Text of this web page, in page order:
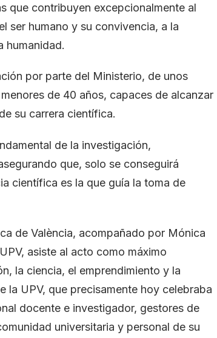
que contribuyen excepcionalmente al
ser humano y su convivencia, a la
humanidad.
por parte del Ministerio, de unos
de 40 años, capaces de alcanzar
su carrera científica.
de la investigación,
que, solo se conseguirá
científica es la que guía la toma de
de València, acompañado por Mónica
asiste al acto como máximo
la ciencia, el emprendimiento y la
la UPV, que precisamente hoy celebraba
docente e investigador, gestores de
universitaria y personal de su